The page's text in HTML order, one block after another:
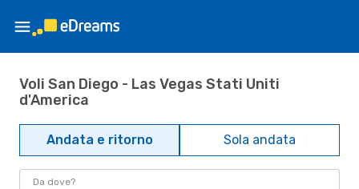
Voli San Diego - Las Vegas Stati Uniti
d'America
Andata e ritorno Sola andata
Da dove?